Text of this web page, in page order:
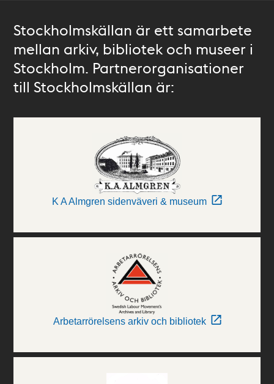
Stockholmskällan är ett samarbete
mellan arkiv, bibliotek och museer i
Stockholm. Partnerorganisationer
till Stockholmskällan är:
K A Almgren sidenväveri & museum
Arbetarrörelsens arkiv och bibliotek